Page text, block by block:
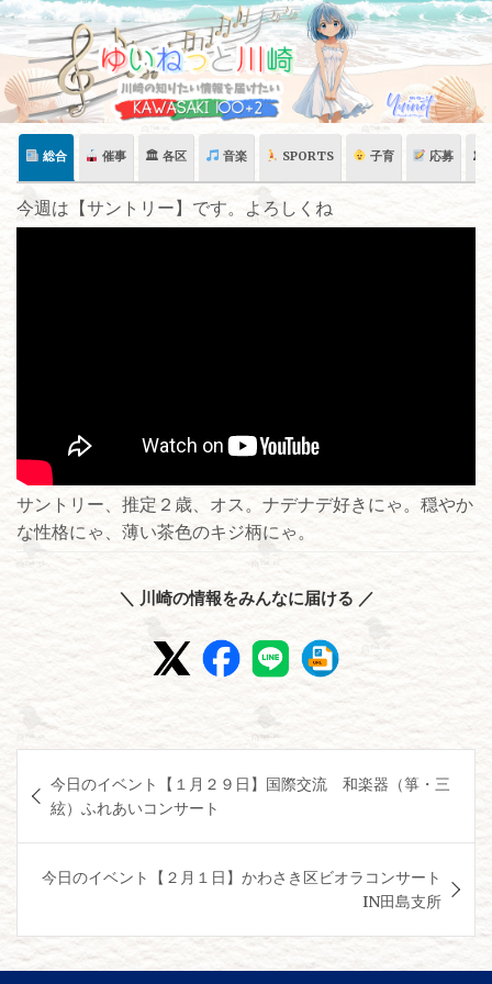
Skip
content
総合 催事 🏛 各区 音楽 SPORTS 子育 応募 🏛
今週は【サントリー】です。よろしくね
サントリー、推定２歳、オス。ナデナデ好きにゃ。穏やか
な性格にゃ、薄い茶色のキジ柄にゃ。
＼ 川崎の情報をみんなに届ける ／
稿
ナ
ビ
ー
シ
今日のイベント【１月２９日】国際交流 和楽器（箏・三
絃）ふれあいコンサート
今日のイベント【２月１日】かわさき区ビオラコンサート
IN田島支所